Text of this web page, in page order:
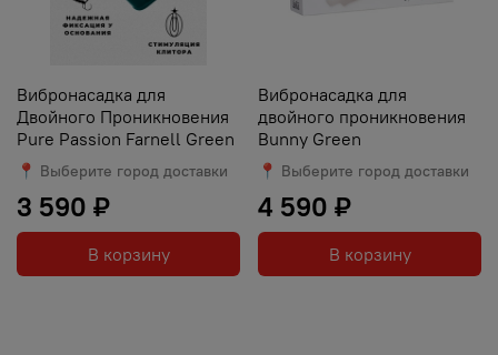
Вибронасадка для
Двойного Проникновения
Pure Passion Farnell Green
📍 Выберите город доставки
3 590 ₽
В корзину
Вибронасадка для
двойного проникновения
Bunny Green
📍 Выберите город доставки
4 590 ₽
В корзину